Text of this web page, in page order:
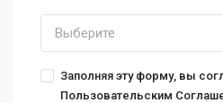
Выберите
Заполняя эту форму, вы
Пользовательским